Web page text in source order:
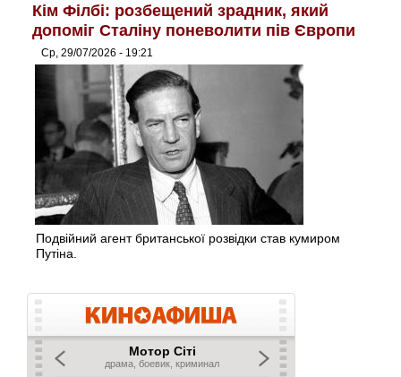
Кім Філбі: розбещений зрадник, який
допоміг Сталіну поневолити пів Європи
Ср, 29/07/2026 - 19:21
Подвійний агент британської розвідки став кумиром
Путіна.